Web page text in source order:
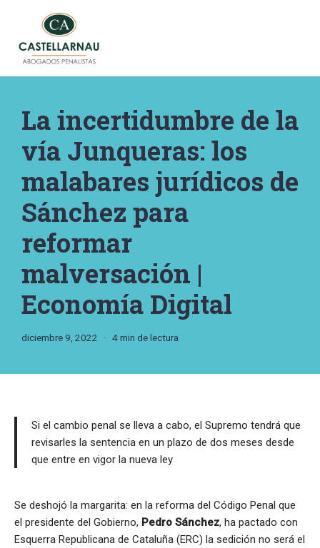
La incertidumbre de la
vía Junqueras: los
malabares jurídicos de
Sánchez para
reformar
malversación |
Economía Digital
diciembre 9, 2022 4 min de lectura
Si el cambio penal se lleva a cabo, el Supremo tendrá que
revisarles la sentencia en un plazo de dos meses desde
que entre en vigor la nueva ley
Se deshojó la margarita: en la reforma del Código Penal que
el presidente del Gobierno, Pedro Sánchez, ha pactado con
Esquerra Republicana de Cataluña (ERC) la sedición no será el